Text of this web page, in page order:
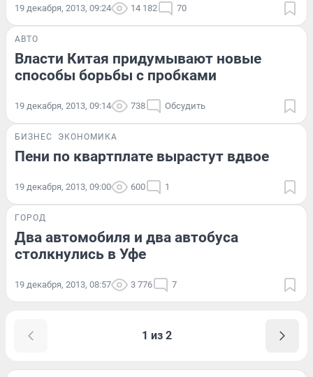
19 декабря, 2013, 09:24 14 182 70
АВТО
Власти Китая придумывают новые
способы борьбы с пробками
19 декабря, 2013, 09:14 738 Обсудить
БИЗНЕС ЭКОНОМИКА
Пени по квартплате вырастут вдвое
19 декабря, 2013, 09:00 600 1
ГОРОД
Два автомобиля и два автобуса
столкнулись в Уфе
19 декабря, 2013, 08:57 3 776 7
1 из 2